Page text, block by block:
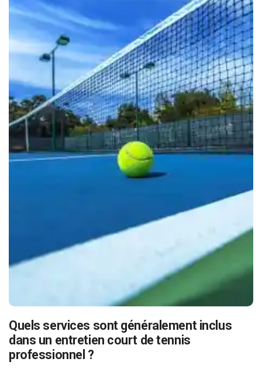
Quels services sont généralement inclus
dans un entretien court de tennis
professionnel ?